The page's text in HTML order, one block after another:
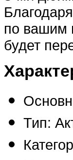
по вашим
будет
Тип: